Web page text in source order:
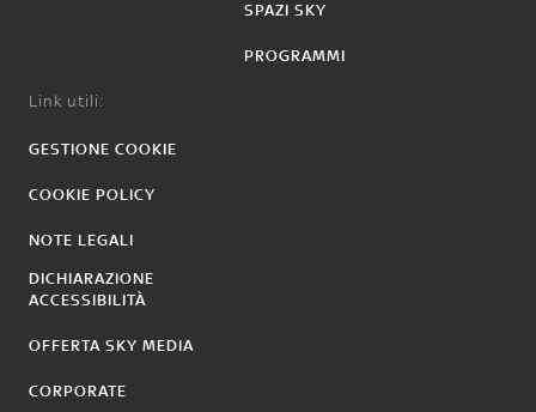
SPAZI SKY
PROGRAMMI
Link utili:
GESTIONE COOKIE
COOKIE POLICY
NOTE LEGALI
DICHIARAZIONE
ACCESSIBILITÀ
OFFERTA SKY MEDIA
CORPORATE